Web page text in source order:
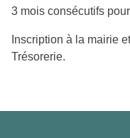
3 mois consécutifs
Inscription à la mairie
Trésorerie.